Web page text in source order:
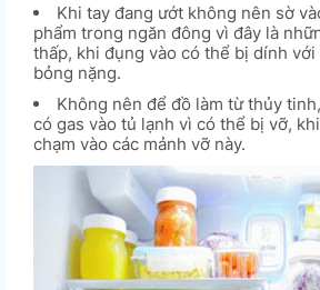
Khi tay đang ướt không nên sờ
phẩm trong ngăn đông vì đây là
thấp, khi đụng vào có thể bị dính với
bỏng nặng.
Không nên để đồ làm từ thủy
có gas vào tủ lạnh vì có thể bị vỡ,
chạm vào các mảnh vỡ này.